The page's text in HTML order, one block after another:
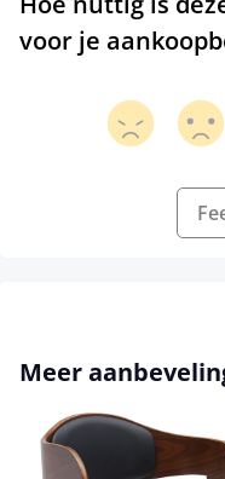
voor je
Productgalerij overslaan
Meer